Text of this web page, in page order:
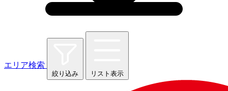
エリア検索
絞り込み リスト表示